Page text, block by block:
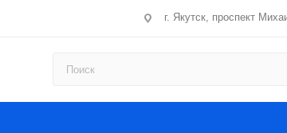
г. Якутск, проспект